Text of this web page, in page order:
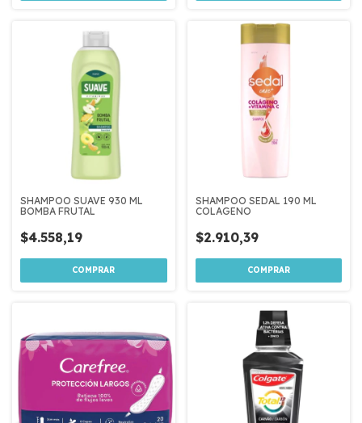
SHAMPOO SUAVE 930 ML
BOMBA FRUTAL
$4.558,19
SHAMPOO SEDAL 190 ML
COLAGENO
$2.910,39